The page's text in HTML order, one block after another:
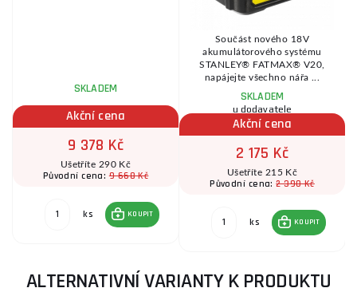
SKLADEM
Akční cena
9 378 Kč
Ušetříte 290 Kč
Původní cena:9 668 Kč
ks KOUPIT
Součást nového 18V
akumulátorového systému
STANLEY® FATMAX® V20,
napájejte všechno nářa ...
SKLADEM
u dodavatele
Akční cena
2 175 Kč
Ušetříte 215 Kč
Původní cena:2 390 Kč
ks KOUPIT
ALTERNATIVNÍ VARIANTY K PRODUKTU